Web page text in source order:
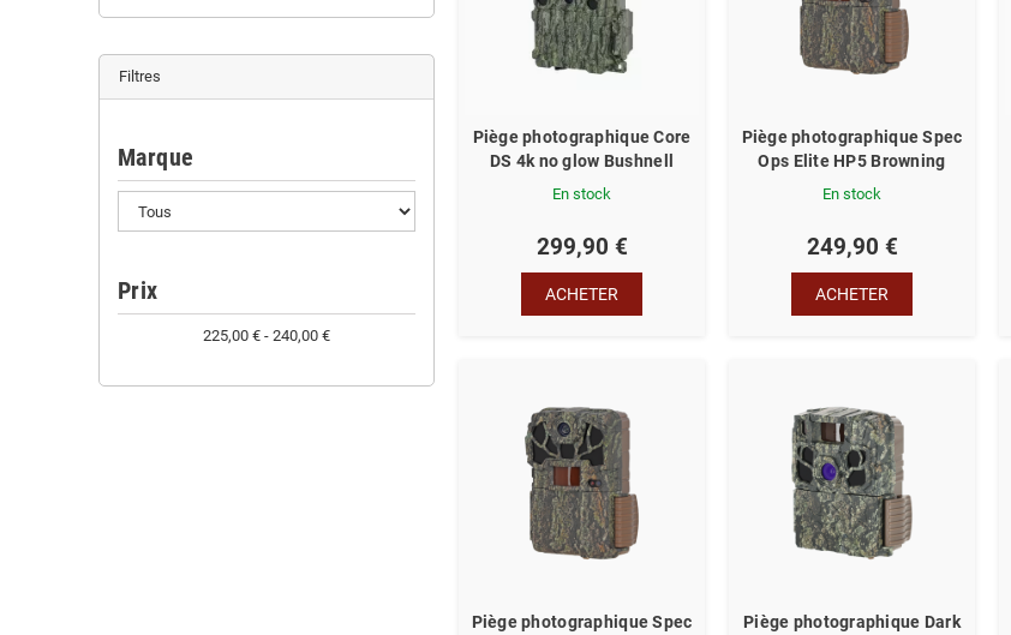
Filtres
Marque
Prix
225,00 € - 240,00 €
Piège photographique Core
DS 4k no glow Bushnell
En stock
299,90 €
ACHETER
Piège photographique Spec
Ops Elite HP5 Browning
En stock
249,90 €
ACHETER
Piège photographique Spec
Piège photographique Dark